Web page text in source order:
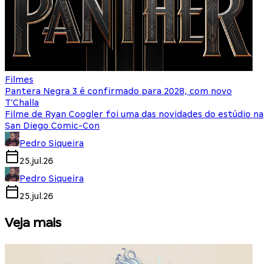
Filmes
Pantera Negra 3 é confirmado para 2028, com novo
T'Challa
Filme de Ryan Coogler foi uma das novidades do estúdio na
San Diego Comic-Con
Pedro Siqueira
25.jul.26
Pedro Siqueira
25.jul.26
Veja mais